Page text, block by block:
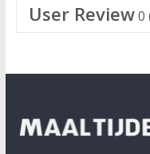
User Review0